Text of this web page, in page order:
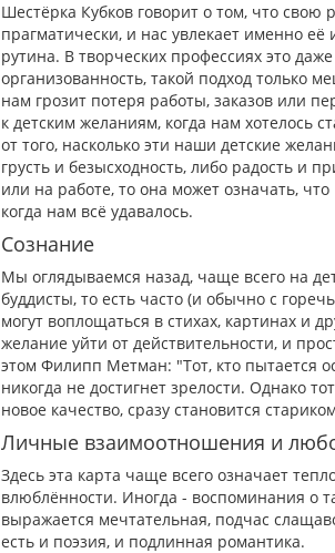
Шестёрка Кубков говорит о том, что
прагматически, и нас увлекает именно
рутина. В творческих профессиях это
организованность, такой подход только
нам грозит потеря работы, заказов или
к детским желаниям, когда нам хотелось
от того, насколько эти наши детские
грусть и безысходность, либо радость и
или на работе, то она может означать,
когда нам всё удавалось.
Сознание
Мы оглядываемся назад, чаще всего на
буддисты, то есть часто (и обычно с
могут воплощаться в стихах, картинах и
желание уйти от действительности, и
этом Филипп Метман: "Тот, кто пытается
никогда не достигнет зрелости. Однако
новое качество, сразу становится
Личные взаимоотношения и
Здесь эта карта чаще всего означает
влюблённости. Иногда - воспоминания о
выражается мечтательная, подчас
есть и поэзия, и подлинная романтика.